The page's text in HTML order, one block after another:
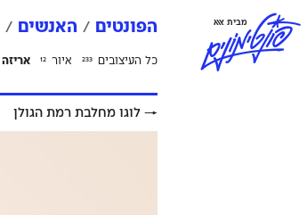
פונטימוניםמבית אאא הפונטים האנשים
כל העיצובים 233 איור 12 אריזה
→ לוגו מחלבת רמת הגולן